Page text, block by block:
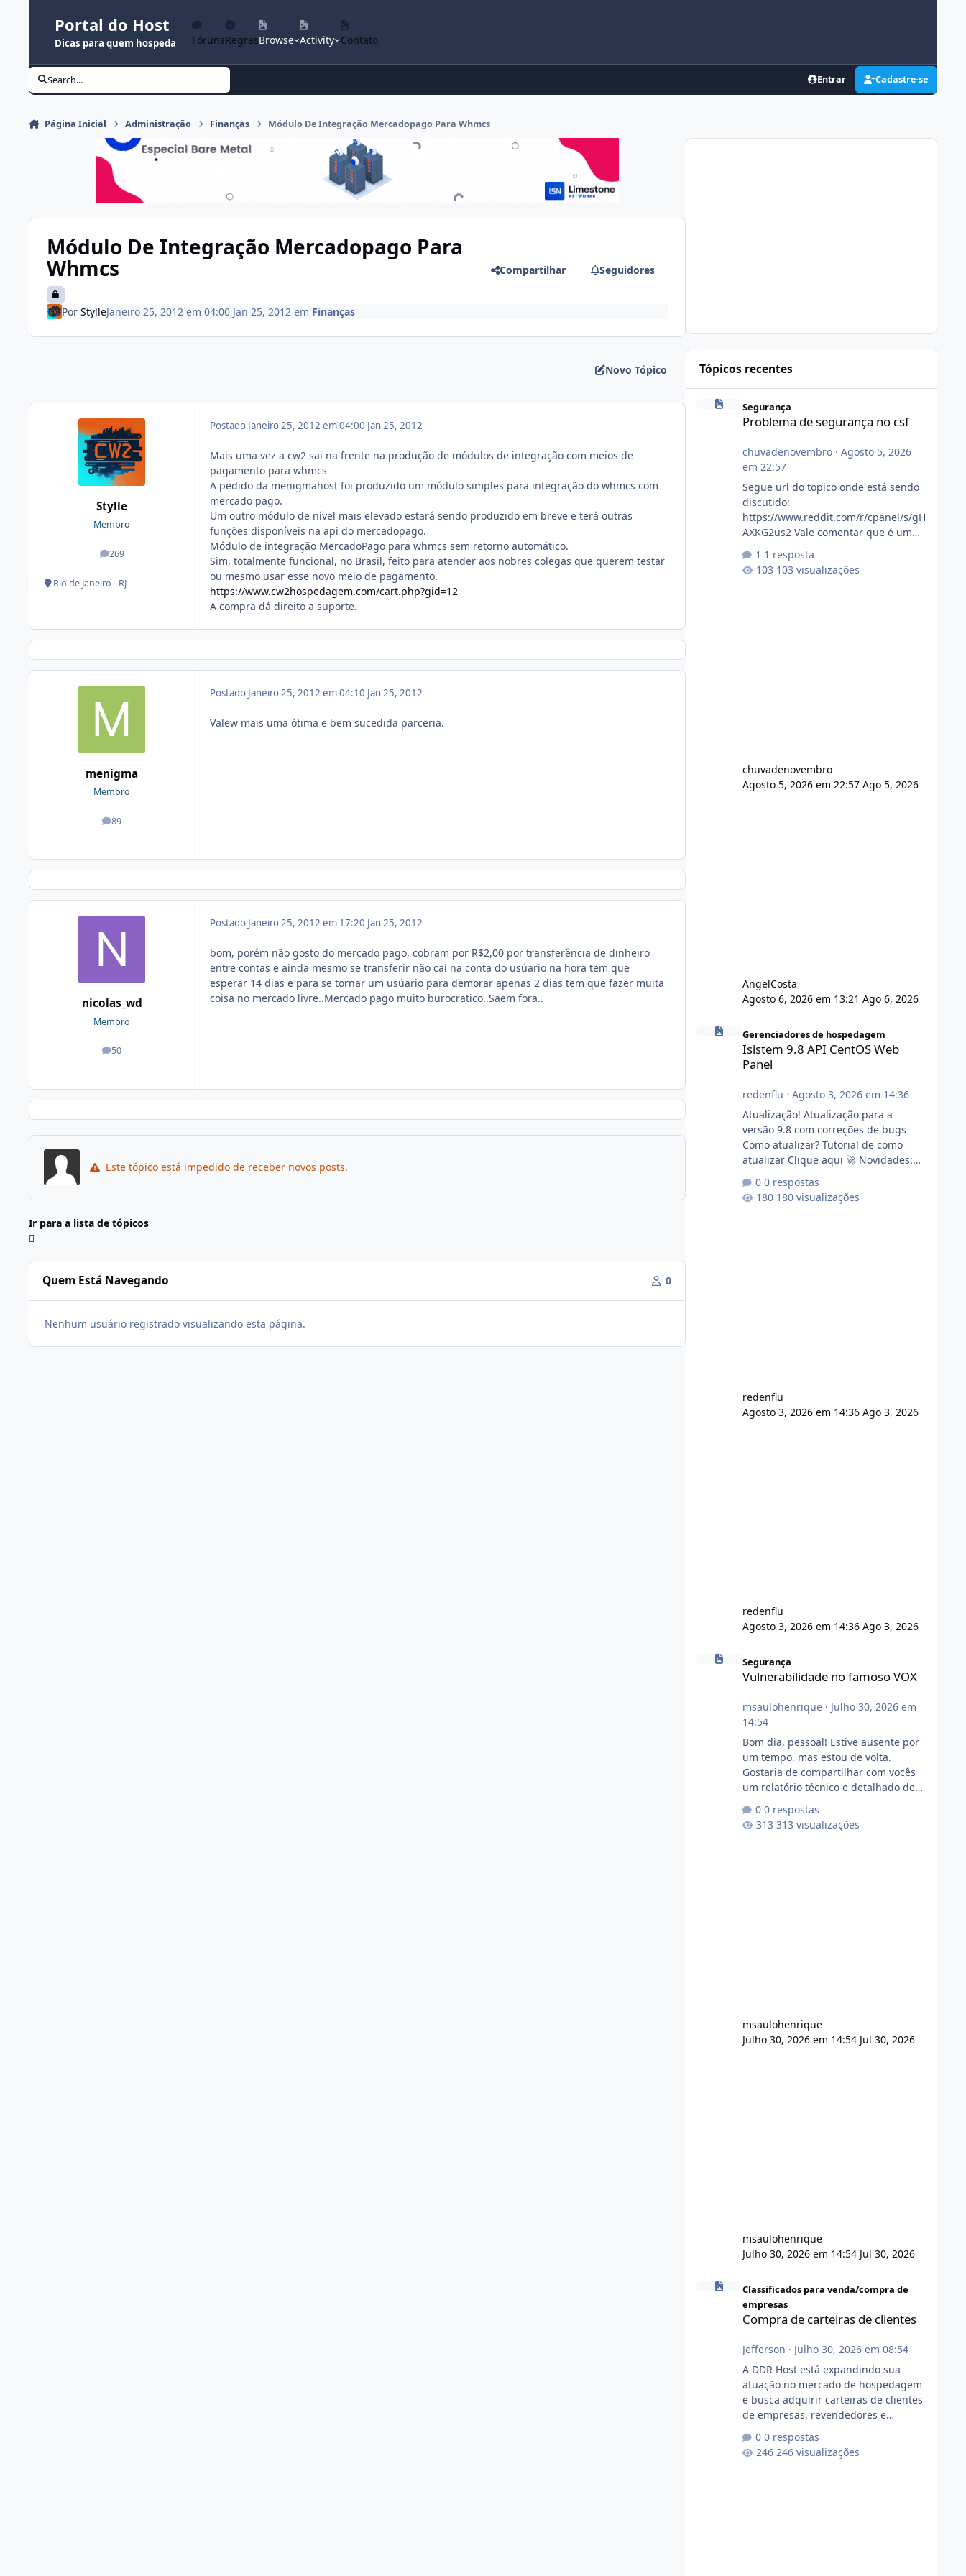
Portal do Host
Dicas para quem hospeda FórunsRegrasBrowse Activity Contato
Search... Entrar Cadastre-se
Página Inicial Administração Finanças Módulo De Integração Mercadopago Para Whmcs
Módulo De Integração Mercadopago Para
Whmcs Compartilhar Seguidores
Por StylleJaneiro 25, 2012 em 04:00 Jan 25, 2012 em Finanças
Novo Tópico
Stylle
Membro
269
posts
Rio de Janeiro - RJ
Postado Janeiro 25, 2012 em 04:00 Jan 25, 2012
Mais uma vez a cw2 sai na frente na produção de módulos de integração com meios de
pagamento para whmcs
A pedido da menigmahost foi produzido um módulo simples para integração do whmcs com
mercado pago.
Um outro módulo de nível mais elevado estará sendo produzido em breve e terá outras
funções disponíveis na api do mercadopago.
Módulo de integração MercadoPago para whmcs sem retorno automático.
Sim, totalmente funcional, no Brasil, feito para atender aos nobres colegas que querem testar
ou mesmo usar esse novo meio de pagamento.
https://www.cw2hospedagem.com/cart.php?gid=12
A compra dá direito a suporte.
menigma
Membro
89
posts
Postado Janeiro 25, 2012 em 04:10 Jan 25, 2012
Valew mais uma ótima e bem sucedida parceria.
nicolas_wd
Membro
50
posts
Postado Janeiro 25, 2012 em 17:20 Jan 25, 2012
bom, porém não gosto do mercado pago, cobram por R$2,00 por transferência de dinheiro
entre contas e ainda mesmo se transferir não cai na conta do usúario na hora tem que
esperar 14 dias e para se tornar um usúario para demorar apenas 2 dias tem que fazer muita
coisa no mercado livre..Mercado pago muito burocratico..Saem fora..
Este tópico está impedido de receber novos posts.
Ir para a lista de tópicos
Quem Está Navegando 0
Nenhum usuário registrado visualizando esta página.
Tópicos recentes
Problema de segurança no csf
Segurança
Problema de segurança no csf
chuvadenovembro· Agosto 5, 2026
em 22:57
Segue url do topico onde está sendo
discutido:
https://www.reddit.com/r/cpanel/s/gH
AXKG2us2 Vale comentar que é um
pegada no da.
1 resposta
103 visualizações
chuvadenovembro
Agosto 5, 2026 em 22:57 Ago 5, 2026
AngelCosta
Agosto 6, 2026 em 13:21 Ago 6, 2026
Isistem 9.8 API CentOS Web Panel
Gerenciadores de hospedagem
Isistem 9.8 API CentOS Web
Panel
redenflu · Agosto 3, 2026 em 14:36
Atualização! Atualização para a
versão 9.8 com correções de bugs
Como atualizar? Tutorial de como
atualizar Clique aqui 🚀 Novidades:
publico para consulta de sub.dominio
autorizado a usasr o isistem:
0 respostas
180 visualizações
redenflu
Agosto 3, 2026 em 14:36 Ago 3, 2026
redenflu
Agosto 3, 2026 em 14:36 Ago 3, 2026
Vulnerabilidade no famoso VOX
Segurança
Vulnerabilidade no famoso VOX
msaulohenrique· Julho 30, 2026 em
14:54
Bom dia, pessoal! Estive ausente por
um tempo, mas estou de volta.
Gostaria de compartilhar com vocês
um relatório técnico e detalhado de
conformidade referente
ao VOXPANEL (versão atualmente em
0 respostas
313 visualizações
msaulohenrique
Julho 30, 2026 em 14:54 Jul 30, 2026
msaulohenrique
Julho 30, 2026 em 14:54 Jul 30, 2026
Compra de carteiras de clientes
Classificados para venda/compra de
empresas
Compra de carteiras de clientes
Jefferson · Julho 30, 2026 em 08:54
A DDR Host está expandindo sua
atuação no mercado de hospedagem
e busca adquirir carteiras de clientes
de empresas, revendedores e
suas atividades ou reduzir sua
operação. Se você possui clientes
0 respostas
246 visualizações